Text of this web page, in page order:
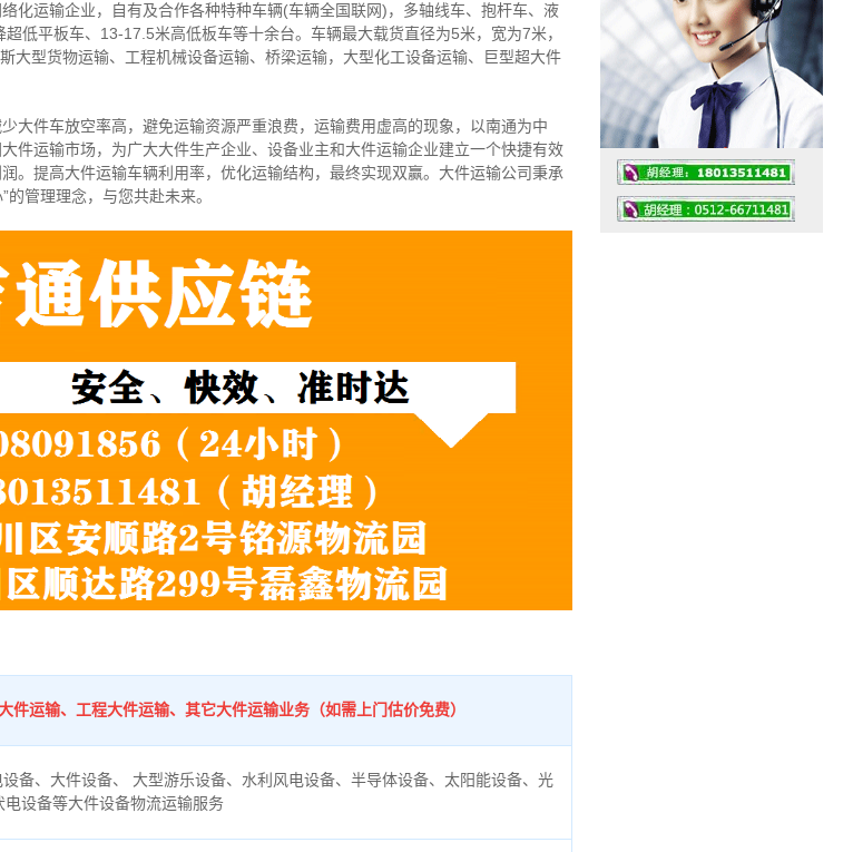
化运输企业，自有及合作各种特种车辆(车辆全国联网)，多轴线车、抱杆车、液
低平板车、13-17.5米高低板车等十余台。车辆最大载货直径为5米，宽为7米，
大型货物运输、工程机械设备运输、桥梁运输，大型化工设备运输、巨型超大件
大件车放空率高，避免运输资源严重浪费，运输费用虚高的现象，以南通为中
件运输市场，为广大大件生产企业、设备业主和大件运输企业建立一个快捷有效
。提高大件运输车辆利用率，优化运输结构，最终实现双赢。大件运输公司秉承
管理理念，与您共赴未来。
件运输、工程大件运输、其它大件运输业务（如需上门估价免费）
备、大件设备、 大型游乐设备、水利风电设备、半导体设备、太阳能设备、光
电设备等大件设备物流运输服务